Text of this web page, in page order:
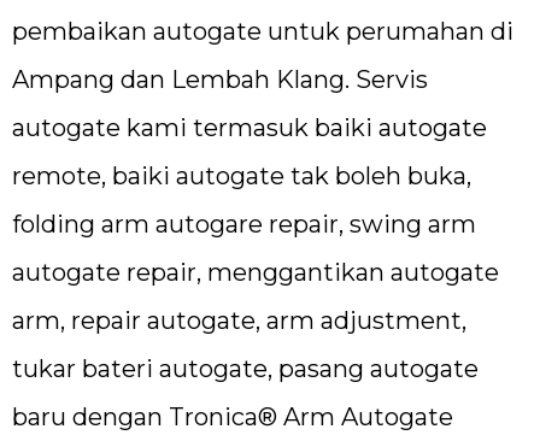
pembaikan autogate untuk perumahan di
Ampang dan Lembah Klang. Servis
autogate kami termasuk baiki autogate
remote, baiki autogate tak boleh buka,
folding arm autogare repair, swing arm
autogate repair, menggantikan autogate
arm, repair autogate, arm adjustment,
tukar bateri autogate, pasang autogate
baru dengan Tronica® Arm Autogate